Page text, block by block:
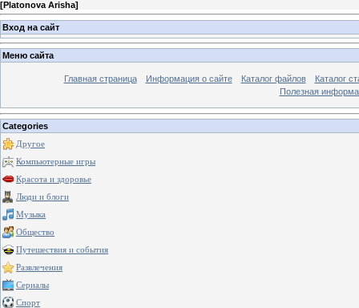
[Platonova Arisha]
Вход на сайт
Меню сайта
Главная страница Информация о сайте Каталог файлов
Каталог
Полезная
Categories
Другое
Компьютерные игры
Красота и здоровье
Люди и блоги
Музыка
Общество
Путешествия и события
Развлечения
Сериалы
Спорт